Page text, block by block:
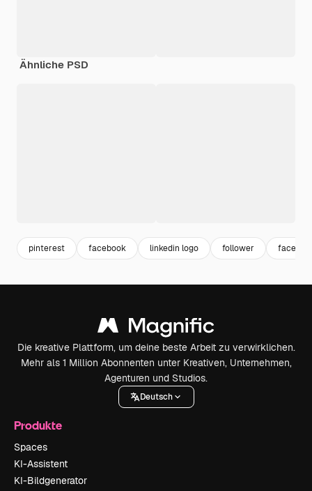
Ähnliche PSD
pinterest facebook linkedin logo follower
Die kreative Plattform, um deine beste Arbeit zu verwirklichen.
Mehr als 1 Million Abonnenten unter Kreativen, Unternehmen,
Agenturen und Studios.
Deutsch
Produkte
Spaces
KI-Assistent
KI-Bildgenerator